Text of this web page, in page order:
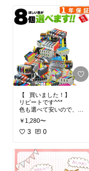
【⠀買いました！】
リピートです^^*
色も選べて安いので、助
かります！
￥1,280〜
3 0